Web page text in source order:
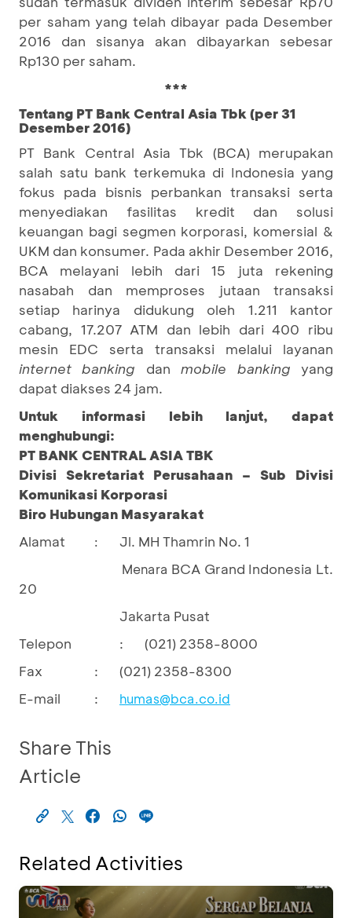
per saham yang telah dibayar pada Desember
2016 dan sisanya akan dibayarkan sebesar
Rp130 per saham.
***
Tentang PT Bank Central Asia Tbk (per 31
Desember 2016)
PT Bank Central Asia Tbk (BCA) merupakan
salah satu bank terkemuka di Indonesia yang
fokus pada bisnis perbankan transaksi serta
menyediakan fasilitas kredit dan solusi
keuangan bagi segmen korporasi, komersial &
UKM dan konsumer. Pada akhir Desember 2016,
BCA melayani lebih dari 15 juta rekening
nasabah dan memproses jutaan transaksi
setiap harinya didukung oleh 1.211 kantor
cabang, 17.207 ATM dan lebih dari 400 ribu
mesin EDC serta transaksi melalui layanan
internet banking danmobile banking yang
dapat diakses 24 jam.
Untuk informasi lebih lanjut, dapat
menghubungi:
PT BANK CENTRAL ASIA TBK
Divisi Sekretariat Perusahaan – Sub Divisi
Komunikasi Korporasi
Biro Hubungan Masyarakat
Alamat
: Jl. MH Thamrin No. 1
Menara BCA Grand Indonesia Lt.
20
Jakarta Pusat
Telepon
:
(021) 2358-8000
Fax
:
(021) 2358-8300
E-mail
: humas@bca.co.id
Share This
Article
Related Activities